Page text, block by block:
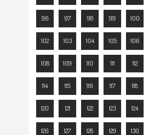
96 97 98 99 100
102 103 104 105 106
108 109 110 111 112
114 115 116 117 118
120 121 122 123 124
126 127 128 129 130